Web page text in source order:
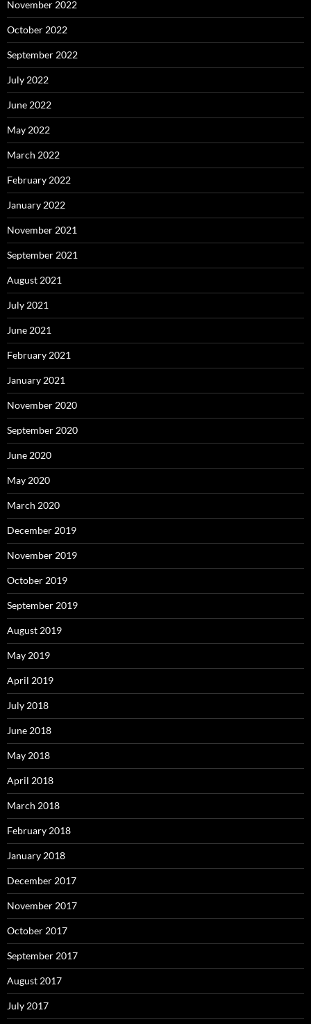
November 2022
October 2022
September 2022
July 2022
June 2022
May 2022
March 2022
February 2022
January 2022
November 2021
September 2021
August 2021
July 2021
June 2021
February 2021
January 2021
November 2020
September 2020
June 2020
May 2020
March 2020
December 2019
November 2019
October 2019
September 2019
August 2019
May 2019
April 2019
July 2018
June 2018
May 2018
April 2018
March 2018
February 2018
January 2018
December 2017
November 2017
October 2017
September 2017
August 2017
July 2017